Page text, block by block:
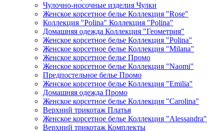
Чулочно-носочные изделия Чулки
Женское корсетное белье Коллекция "Rose"
Коллекция "Polina" Коллекция "Polina"
Домашняя одежда Коллекция "Геометрия"
Женское корсетное белье Коллекция "Polina"
Женское корсетное белье Коллекция "Milana"
Женское корсетное белье Промо
Женское корсетное белье Коллекция "Naomi"
Предпостельное белье Промо
Женское корсетное белье Коллекция "Emilia"
Домашняя одежда Промо
Женское корсетное белье Коллекция "Carolina"
Верхний трикотаж Платья
Женское корсетное белье Коллекция "Alessandra"
Верхний трикотаж Комплекты